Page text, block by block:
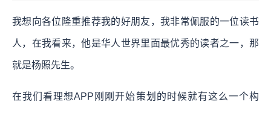
我想向各位隆重推荐我的好朋友，我非常佩服的一位读书
人，在我看来，他是华人世界里面最优秀的读者之一，那
就是杨照先生。
在我们看理想APP刚刚开始策划的时候就有这么一个构